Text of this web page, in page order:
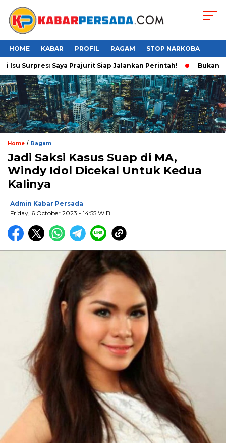
HOME KABAR PROFIL RAGAM STOP NARKOBA
Surpres: Saya Prajurit Siap Jalankan Perintah! Bukan
Home / Ragam
Jadi Saksi Kasus Suap di MA,
Windy Idol Dicekal Untuk Kedua
Kalinya
Admin Kabar Persada
Friday, 6 October 2023 - 14:55 WIB